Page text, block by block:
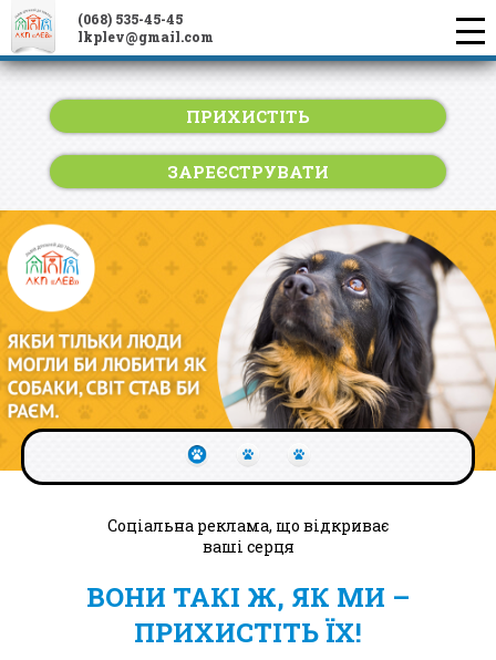
(068) 535-45-45
lkplev@gmail.com
ПРИХИСТІТЬ
ЗАРЕЄСТРУВАТИ
Соціальна реклама, що відкриває
ваші серця
ВОНИ ТАКІ Ж, ЯК МИ –
ПРИХИСТІТЬ ЇХ!